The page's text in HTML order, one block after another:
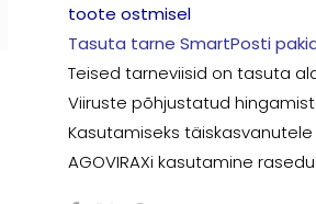
toote ostmisel
Tasuta tarne SmartPosti
Teised tarneviisid on tasuta
Viiruste põhjustatud
Kasutamiseks
AGOVIRAXi kasutamine